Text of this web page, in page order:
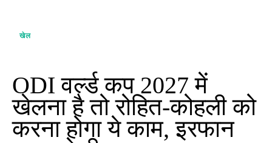
खेल
ODI वर्ल्ड कप 2027 में
खेलना है तो रोहित-कोहली को
करना होगा ये काम, इरफान